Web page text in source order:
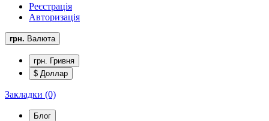
Реєстрація
Авторизація
грн. Валюта
грн. Гривня
$ Доллар
Закладки (0)
Блог